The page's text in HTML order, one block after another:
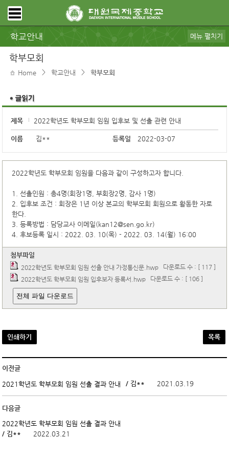
학교안내 메뉴 펼치기
학부모회
Home > 학교안내 > 학부모회
제목 2022학년도 학부모회 임원 입후보 및 선출 관련 안내
이름 김** 등록일 2022-03-07
2022학년도 학부모회 임원을 다음과 같이 구성하고자 합니다.
1. 선출인원 : 총4명(회장1명, 부회장2명, 감사 1명)
2. 입후보 조건 : 회장은 1년 이상 본교의 학부모회 회원으로 활동한 자로
한다.
3. 등록방법 : 담당교사 이메일(kan12@sen.go.kr)
4. 후보등록 일시 : 2022. 03. 10(목) - 2022. 03. 14(월) 16:00
첨부파일
2022학년도 학부모회 임원 선출 안내 가정통신문.hwp 다운로드 수 : [ 117 ]
2022학년도 학부모회 임원 입후보자 등록서.hwp 다운로드 수 : [ 106 ]
전체 파일 다운로드
인쇄하기 목록
이전글
2021학년도 학부모회 임원 선출 결과 안내 / 김** 2021.03.19
다음글
2022학년도 학부모회 임원 선출 결과 안내
/ 김**
2022.03.21